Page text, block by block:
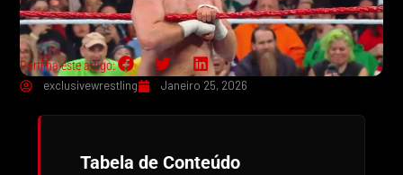
Partilha este artigo:
exclusivewrestling
Janeiro 25, 2026
Tabela de Conteúdo